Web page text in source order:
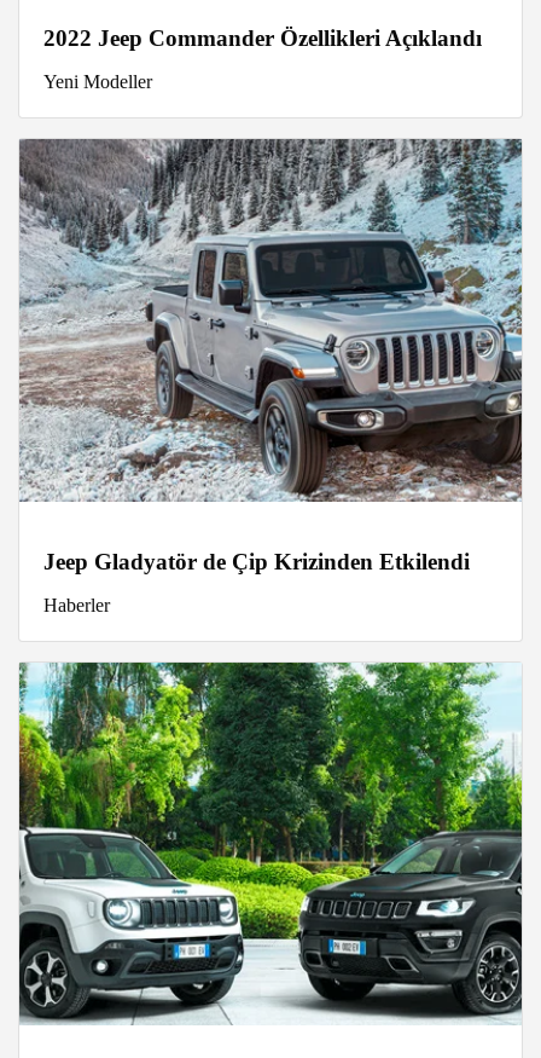
2022 Jeep Commander Özellikleri Açıklandı
Yeni Modeller
Jeep Gladyatör de Çip Krizinden Etkilendi
Haberler